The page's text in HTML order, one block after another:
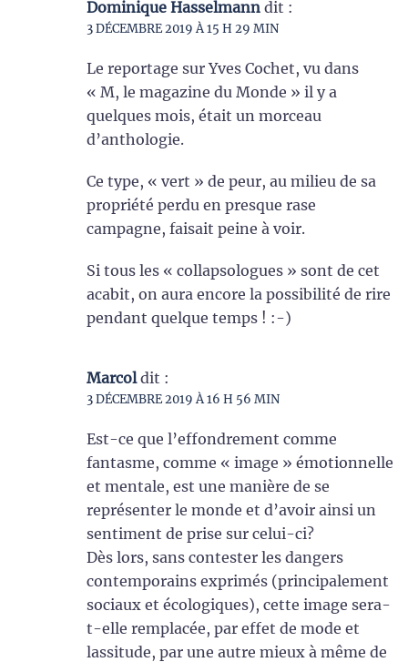
Dominique Hasselmann dit :
3 DÉCEMBRE 2019 À 15 H 29 MIN
Le reportage sur Yves Cochet, vu dans
« M, le magazine du Monde » il y a
quelques mois, était un morceau
d’anthologie.
Ce type, « vert » de peur, au milieu de sa
propriété perdu en presque rase
campagne, faisait peine à voir.
Si tous les « collapsologues » sont de cet
acabit, on aura encore la possibilité de rire
pendant quelque temps ! :-)
Marcol dit :
3 DÉCEMBRE 2019 À 16 H 56 MIN
Est-ce que l’effondrement comme
fantasme, comme « image » émotionnelle
et mentale, est une manière de se
représenter le monde et d’avoir ainsi un
sentiment de prise sur celui-ci?
Dès lors, sans contester les dangers
contemporains exprimés (principalement
sociaux et écologiques), cette image sera-
t-elle remplacée, par effet de mode et
lassitude, par une autre mieux à même de